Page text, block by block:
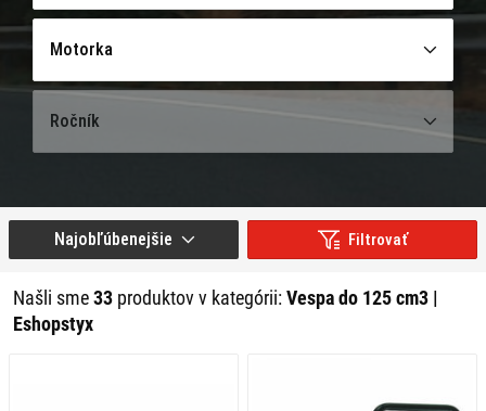
Motorka
Ročník
Filtrovať
Našli sme33 produktov v kategórii:Vespa do 125 cm3 |
Eshopstyx
Najobľúbenejšie